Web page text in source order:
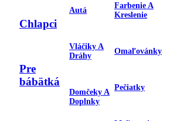
Chlapci
Pre
bábätká
Autá
Vláčiky A
Dráhy
Domčeky A
Doplnky
Farbenie A
Kreslenie
Omaľovánky
Pečiatky